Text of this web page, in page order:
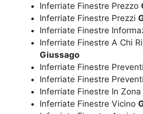
Inferriate Finestre Prezzo
Inferriate Finestre Prezzi
Inferriate Finestre
Inferriate Finestre A Chi
Giussago
Inferriate Finestre
Inferriate Finestre
Inferriate Finestre In Zona
Inferriate Finestre Vicino